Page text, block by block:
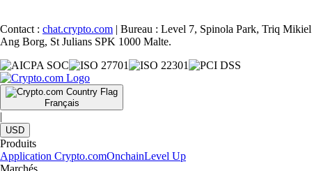
Contact : chat.crypto.com | Bureau : Level 7, Spinola Park, Triq Mikiel
Ang Borg, St Julians SPK 1000 Malte.
Français
|
USD
Produits
Application Crypto.comOnchainLevel Up